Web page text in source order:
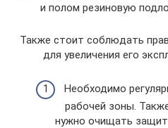
и полом резиновую
Также стоит соблюдать
для увеличения его
Необходимо
рабочей зоны.
нужно очищать